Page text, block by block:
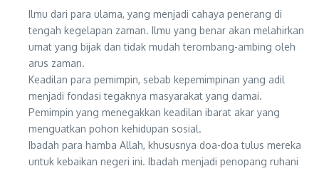
Ilmu dari para ulama, yang menjadi cahaya penerang di
tengah kegelapan zaman. Ilmu yang benar akan melahirkan
umat yang bijak dan tidak mudah terombang-ambing oleh
arus zaman.
Keadilan para pemimpin, sebab kepemimpinan yang adil
menjadi fondasi tegaknya masyarakat yang damai.
Pemimpin yang menegakkan keadilan ibarat akar yang
menguatkan pohon kehidupan sosial.
Ibadah para hamba Allah, khususnya doa-doa tulus mereka
untuk kebaikan negeri ini. Ibadah menjadi penopang ruhani